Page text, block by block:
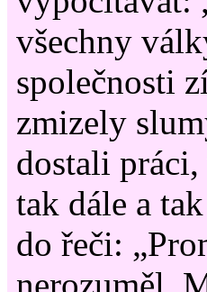
všechny
společnosti
zmizely
dostali
tak dále a
do řeči: